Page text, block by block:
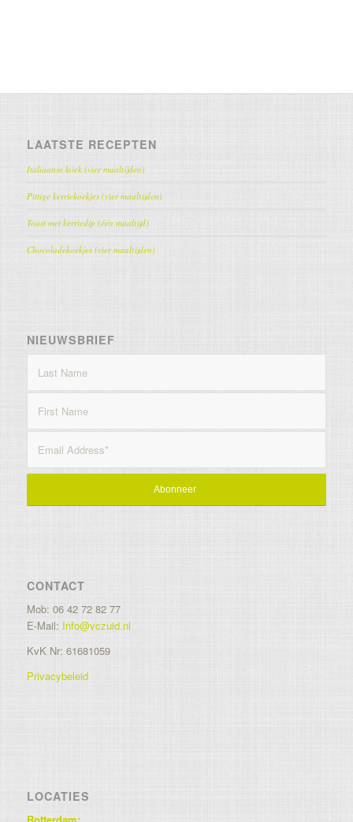
LAATSTE RECEPTEN
Italiaanse koek (vier maaltijden)
Pittige kerriekoekjes (vier maaltijden)
Toast met kerriedip (één maaltijd)
Chocoladekoekjes (vier maaltijden)
NIEUWSBRIEF
CONTACT
Mob: 06 42 72 82 77
E-Mail: Info@vczuid.nl
KvK Nr: 61681059
Privacybeleid
LOCATIES